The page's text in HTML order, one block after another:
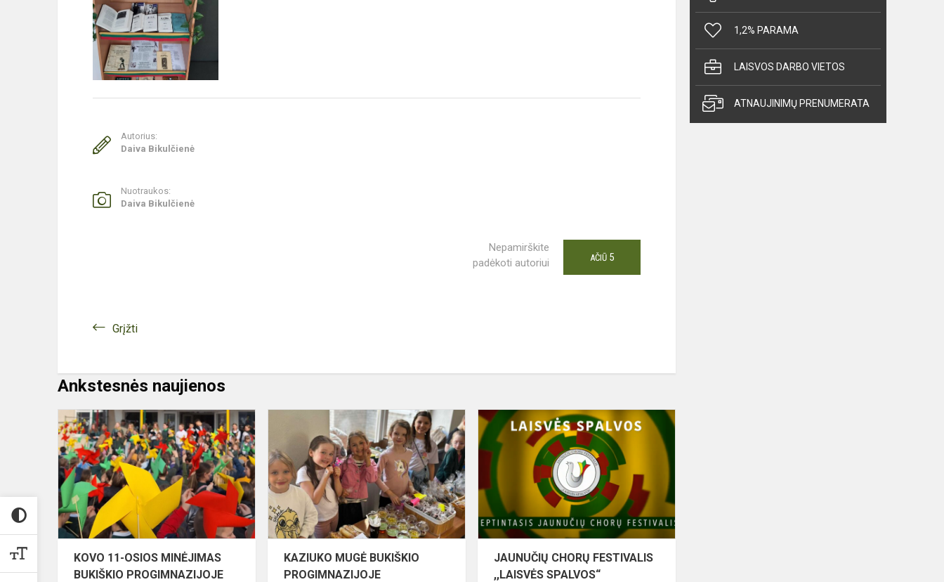
Autorius:
Daiva Bikulčienė
Nuotraukos:
Daiva Bikulčienė
Nepamirškite
padėkoti autoriui
AČIŪ 5
Grįžti
Ankstesnės naujienos
KOVO
11-
OSIOS
MINĖJIMAS
BUKIŠKIO
PROGIMNAZIJOJE
KOVO 11-OSIOS MINĖJIMAS
BUKIŠKIO PROGIMNAZIJOJE
KAZIUKO
MUGĖ
BUKIŠKIO
PROGIMNAZIJOJE
KAZIUKO MUGĖ BUKIŠKIO
PROGIMNAZIJOJE
JAUNUČIŲ CHORŲ FESTIVALIS
,,LAISVĖS SPALVOS“
1,2% PARAMA
LAISVOS DARBO VIETOS
ATNAUJINIMŲ PRENUMERATA